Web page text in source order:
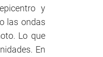
y
las ondas
Lo que
En